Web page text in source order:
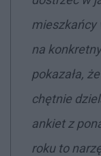
mieszkańcy
na
pokazała,
chętnie
ankiet z
roku to